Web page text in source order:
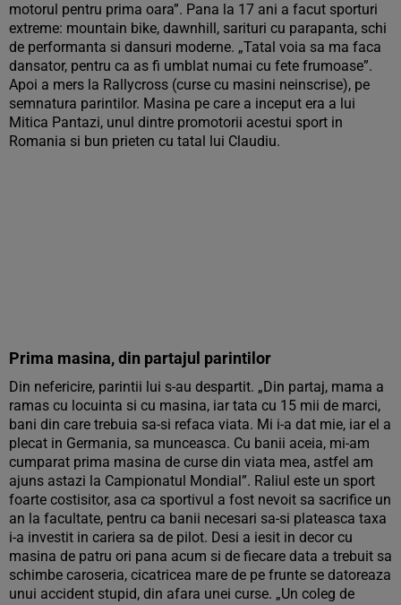
motorul pentru prima oara”. Pana la 17 ani a facut sporturi
extreme: mountain bike, dawnhill, sarituri cu parapanta, schi
de performanta si dansuri moderne. „Tatal voia sa ma faca
dansator, pentru ca as fi umblat numai cu fete frumoase”.
Apoi a mers la Rallycross (curse cu masini neinscrise), pe
semnatura parintilor. Masina pe care a inceput era a lui
Mitica Pantazi, unul dintre promotorii acestui sport in
Romania si bun prieten cu tatal lui Claudiu.
Prima masina, din partajul parintilor
Din nefericire, parintii lui s-au despartit. „Din partaj, mama a
ramas cu locuinta si cu masina, iar tata cu 15 mii de marci,
bani din care trebuia sa-si refaca viata. Mi i-a dat mie, iar el a
plecat in Germania, sa munceasca. Cu banii aceia, mi-am
cumparat prima masina de curse din viata mea, astfel am
ajuns astazi la Campionatul Mondial”. Raliul este un sport
foarte costisitor, asa ca sportivul a fost nevoit sa sacrifice un
an la facultate, pentru ca banii necesari sa-si plateasca taxa
i-a investit in cariera sa de pilot. Desi a iesit in decor cu
masina de patru ori pana acum si de fiecare data a trebuit sa
schimbe caroseria, cicatricea mare de pe frunte se datoreaza
unui accident stupid, din afara unei curse. „Un coleg de